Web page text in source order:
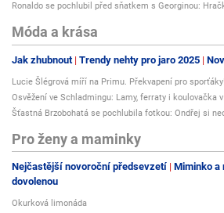
Ronaldo se pochlubil před sňatkem s Georginou:
Móda a krása
Jak zhubnout Trendy nehty pro jaro 2025
Lucie Šlégrová míří na Primu. Překvapení pro sporťáky!
Osvěžení ve Schladmingu: Lamy, ferraty i koulovačka
Šťastná Brzobohatá se pochlubila fotkou: Ondřej si
Pro ženy a maminky
Nejčastější novoroční předsevzetí Miminko a
dovolenou
Okurková limonáda